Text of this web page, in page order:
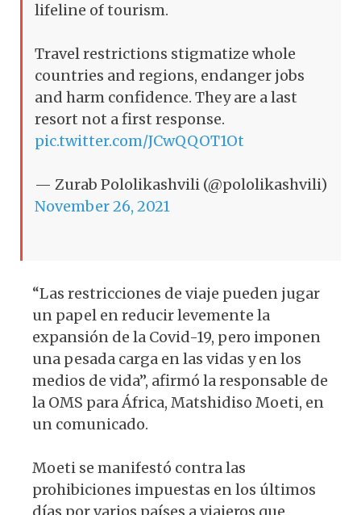
lifeline of tourism.
Travel restrictions stigmatize whole
countries and regions, endanger jobs
and harm confidence. They are a last
resort not a first response.
pic.twitter.com/JCwQQOT1Ot
— Zurab Pololikashvili (@pololikashvili)
November 26, 2021
“Las restricciones de viaje pueden jugar
un papel en reducir levemente la
expansión de la Covid-19, pero imponen
una pesada carga en las vidas y en los
medios de vida”, afirmó la responsable de
la OMS para África, Matshidiso Moeti, en
un comunicado.
Moeti se manifestó contra las
prohibiciones impuestas en los últimos